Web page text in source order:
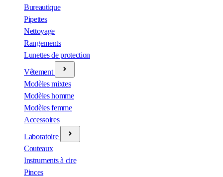
Bureautique
Pipettes
Nettoyage
Rangements
Lunettes de protection
Vêtement
Modèles mixtes
Modèles homme
Modèles femme
Accessoires
Laboratoire
Couteaux
Instruments à cire
Pinces